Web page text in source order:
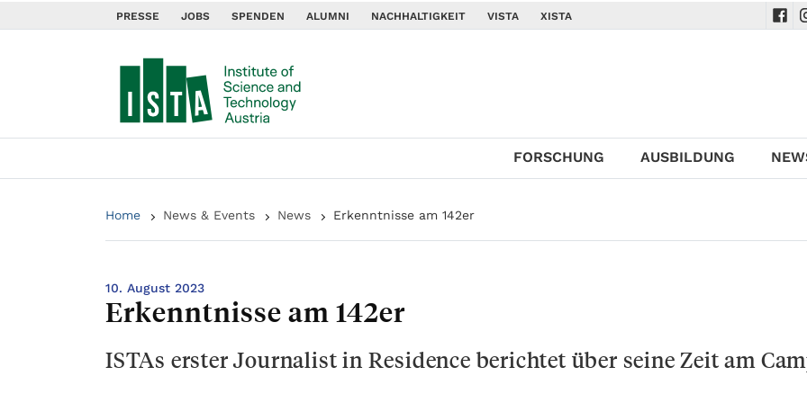
PRESSE JOBS SPENDEN ALUMNI NACHHALTIGKEIT VISTA XISTA
FORSCHUNG AUSBILDUNG
Home News & Events News Erkenntnisse am 142er
10. August 2023
Erkenntnisse am 142er
ISTAs erster Journalist in Residence berichtet über seine Zeit am